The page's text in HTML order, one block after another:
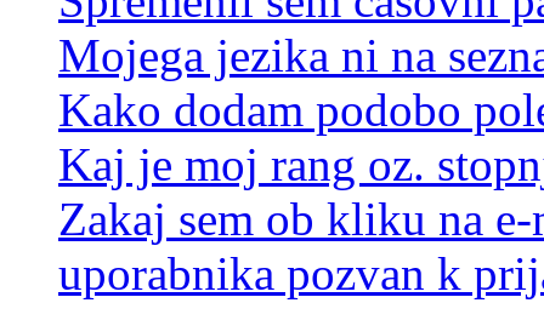
Mojega jezika ni na
Kako dodam podobo
Kaj je moj rang oz.
Zakaj sem ob kliku na
uporabnika pozvan k